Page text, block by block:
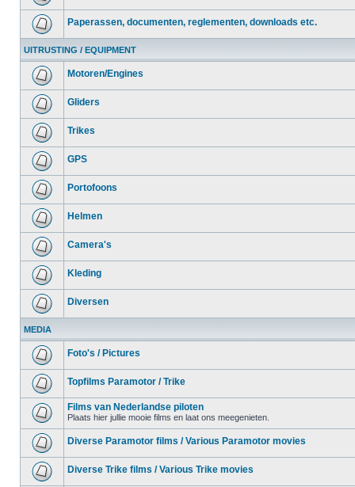
Paperassen, documenten, reglementen, downloads etc.
UITRUSTING / EQUIPMENT
Motoren/Engines
Gliders
Trikes
GPS
Portofoons
Helmen
Camera's
Kleding
Diversen
MEDIA
Foto's / Pictures
Topfilms Paramotor / Trike
Films van Nederlandse piloten
Plaats hier jullie mooie films en laat ons meegenieten.
Diverse Paramotor films / Various Paramotor movies
Diverse Trike films / Various Trike movies